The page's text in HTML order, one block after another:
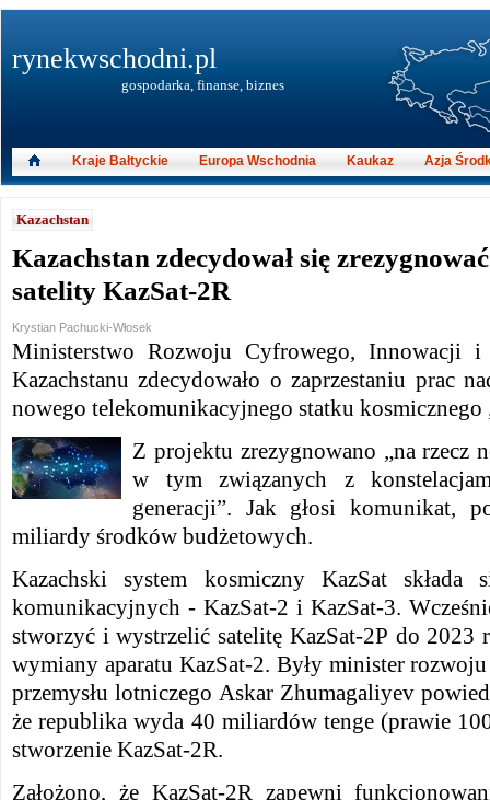
Kazachstan
Kazachstan zdecydował się
satelity KazSat-2R
Krystian Pachucki-Włosek
Ministerstwo Rozwoju Cyfrowego, Innowacji i
Kazachstanu zdecydowało o zaprzestaniu prac
nowego telekomunikacyjnego statku kosmicznego
Z projektu zrezygnowano „na rzecz
w tym związanych z
generacji”. Jak głosi komunikat,
miliardy środków budżetowych.
Kazachski system kosmiczny KazSat
komunikacyjnych - KazSat-2 i KazSat-3.
stworzyć i wystrzelić satelitę KazSat-2Р do 2023
wymiany aparatu KazSat-2. Były minister
przemysłu lotniczego Askar Zhumagaliyev
że republika wyda 40 miliardów tenge (prawie
stworzenie KazSat-2R.
Założono, że KazSat-2R zapewni
rynekwschodni.pl
gospodarka, finanse, biznes
Kraje Bałtyckie Europa Wschodnia Kaukaz Azja